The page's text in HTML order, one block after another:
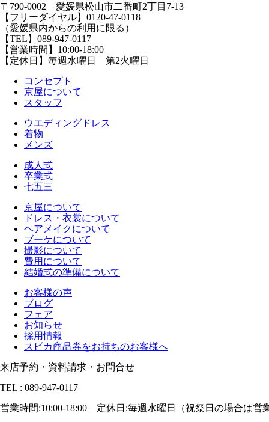
〒790-0002 愛媛県松山市二番町2丁目7-13
【フリーダイヤル】0120-47-0118
（愛媛県内からの利用に限る）
【TEL】089-947-0117
【営業時間】10:00-18:00
【定休日】毎週水曜日 第2火曜日
コンセプト
京屋について
スタッフ
ウエディングドレス
着物
メンズ
成人式
卒業式
七五三
京屋について
ドレス・衣裳について
ヘアメイクについて
ブーケについて
撮影について
費用について
結婚式の準備について
お客様の声
ブログ
フェア
お知らせ
採用情報
スピカ商品券をお持ちのお客様へ
来店予約・資料請求・お問合せ
TEL : 089-947-0117
営業時間:10:00-18:00 定休日:毎週水曜日（祝祭日の場合は営